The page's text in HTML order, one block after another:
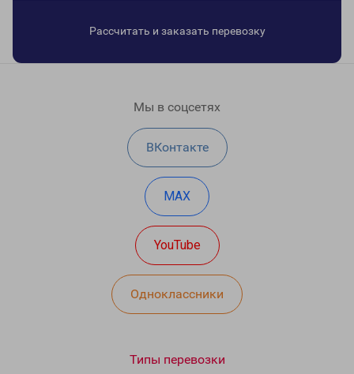
Рассчитать и заказать перевозку
Мы в соцсетях
ВКонтакте
MAX
YouTube
Одноклассники
Типы перевозки